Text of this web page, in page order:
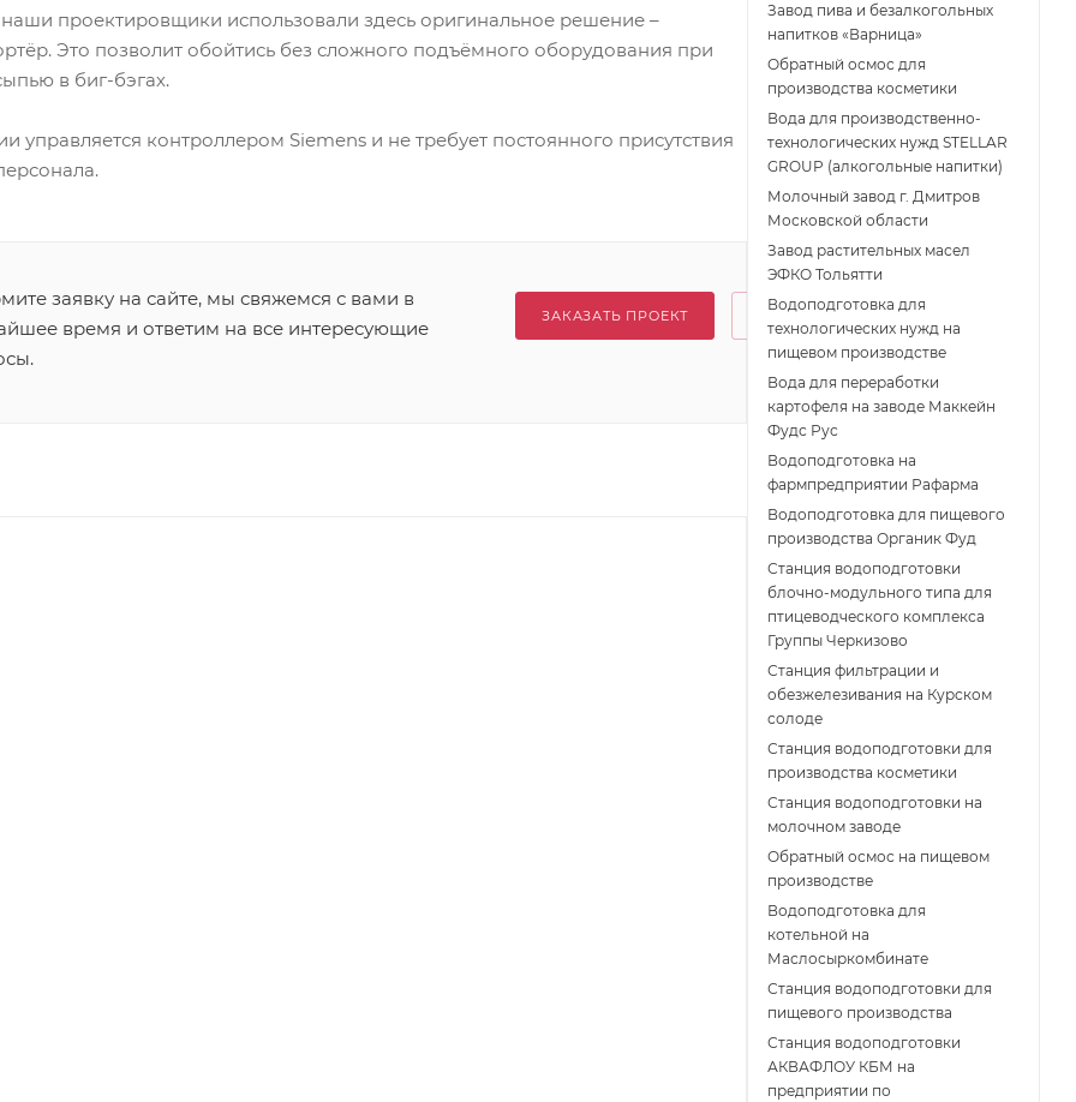
наши проектировщики использовали здесь оригинальное решение –
Это позволит обойтись без сложного подъёмного оборудования при
в биг-бэгах.
управляется контроллером Siemens и не требует постоянного присутствия
заявку на сайте, мы свяжемся с вами в
время и ответим на все интересующие
ЗАКАЗАТЬ ПРОЕКТ
Завод пива и безалкогольных
напитков «Варница»
Обратный осмос для
производства косметики
Вода для производственно-
технологических нужд STELLAR
GROUP (алкогольные напитки)
Молочный завод г. Дмитров
Московской области
Завод растительных масел
ЭФКО Тольятти
Водоподготовка для
технологических нужд на
пищевом производстве
Вода для переработки
картофеля на заводе Маккейн
Фудс Рус
Водоподготовка на
фармпредприятии Рафарма
Водоподготовка для пищевого
производства Органик Фуд
Станция водоподготовки
блочно-модульного типа для
птицеводческого комплекса
Группы Черкизово
Станция фильтрации и
обезжелезивания на Курском
солоде
Станция водоподготовки для
производства косметики
Станция водоподготовки на
молочном заводе
Обратный осмос на пищевом
производстве
Водоподготовка для
котельной на
Маслосыркомбинате
Станция водоподготовки для
пищевого производства
Станция водоподготовки
АКВАФЛОУ КБМ на
предприятии по